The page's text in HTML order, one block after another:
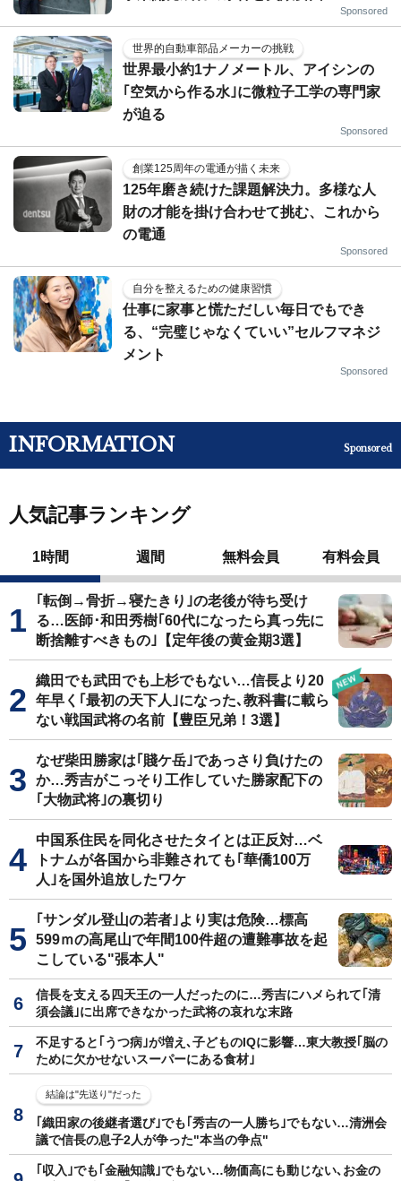
Sponsored
世界的自動車部品メーカーの挑戦
世界最小約1ナノメートル、アイシンの
｢空気から作る水｣に微粒子工学の専門家
が迫る
Sponsored
創業125周年の電通が描く未来
125年磨き続けた課題解決力。多様な人
財の才能を掛け合わせて挑む、これから
の電通
Sponsored
自分を整えるための健康習慣
仕事に家事と慌ただしい毎日でもでき
る、“完璧じゃなくていい”セルフマネジ
メント
Sponsored
INFORMATION Sponsored
人気記事ランキング
1時間 週間 無料会員 有料会員
｢転倒→骨折→寝たきり｣の老後が待ち受け
る…医師･和田秀樹｢60代になったら真っ先に
断捨離すべきもの｣【定年後の黄金期3選】
織田でも武田でも上杉でもない…信長より20
年早く｢最初の天下人｣になった､教科書に載ら
ない戦国武将の名前【豊臣兄弟！3選】
なぜ柴田勝家は｢賤ケ岳｣であっさり負けたの
か…秀吉がこっそり工作していた勝家配下の
｢大物武将｣の裏切り
中国系住民を同化させたタイとは正反対…ベ
トナムが各国から非難されても｢華僑100万
人｣を国外追放したワケ
｢サンダル登山の若者｣より実は危険…標高
599ｍの高尾山で年間100件超の遭難事故を起
こしている"張本人"
信長を支える四天王の一人だったのに…秀吉にハメられて｢清
須会議｣に出席できなかった武将の哀れな末路
不足すると｢うつ病｣が増え､子どものIQに影響…東大教授｢脳の
ために欠かせないスーパーにある食材｣
結論は"先送り"だった
｢織田家の後継者選び｣でも｢秀吉の一人勝ち｣でもない…清洲会
議で信長の息子2人が争った"本当の争点"
｢収入｣でも｢金融知識｣でもない…物価高にも動じない､お金の